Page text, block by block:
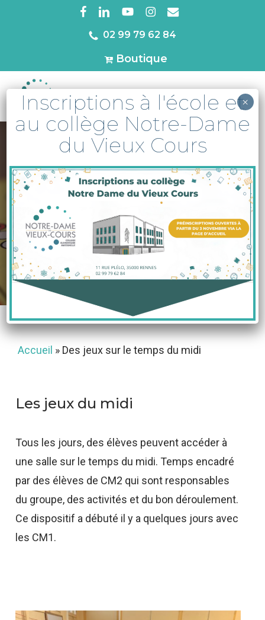
facebooklinkedinyoutubeinstagram
email
02 99 79 62 84
Boutique
MENU
A la une Actu Élémentaire
Des jeux sur le
temps du midi
17 janvier 2021
Accueil » Des jeux sur le temps du midi
Les jeux du midi
Tous les jours, des élèves peuvent accéder à
une salle sur le temps du midi. Temps encadré
par des élèves de CM2 qui sont responsables
du groupe, des activités et du bon déroulement.
Ce dispositif a débuté il y a quelques jours avec
les CM1.
Inscriptions à l'école et
au collège Notre-Dame
du Vieux Cours
×